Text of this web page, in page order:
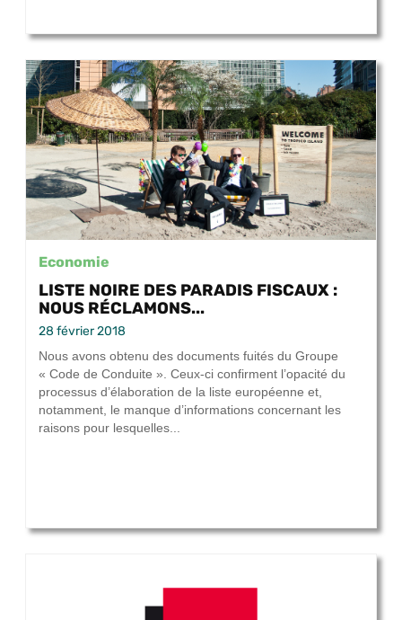
Economie
LISTE NOIRE DES PARADIS FISCAUX :
NOUS RÉCLAMONS...
28 février 2018
Nous avons obtenu des documents fuités du Groupe
« Code de Conduite ». Ceux-ci confirment l’opacité du
processus d’élaboration de la liste européenne et,
notamment, le manque d’informations concernant les
raisons pour lesquelles...